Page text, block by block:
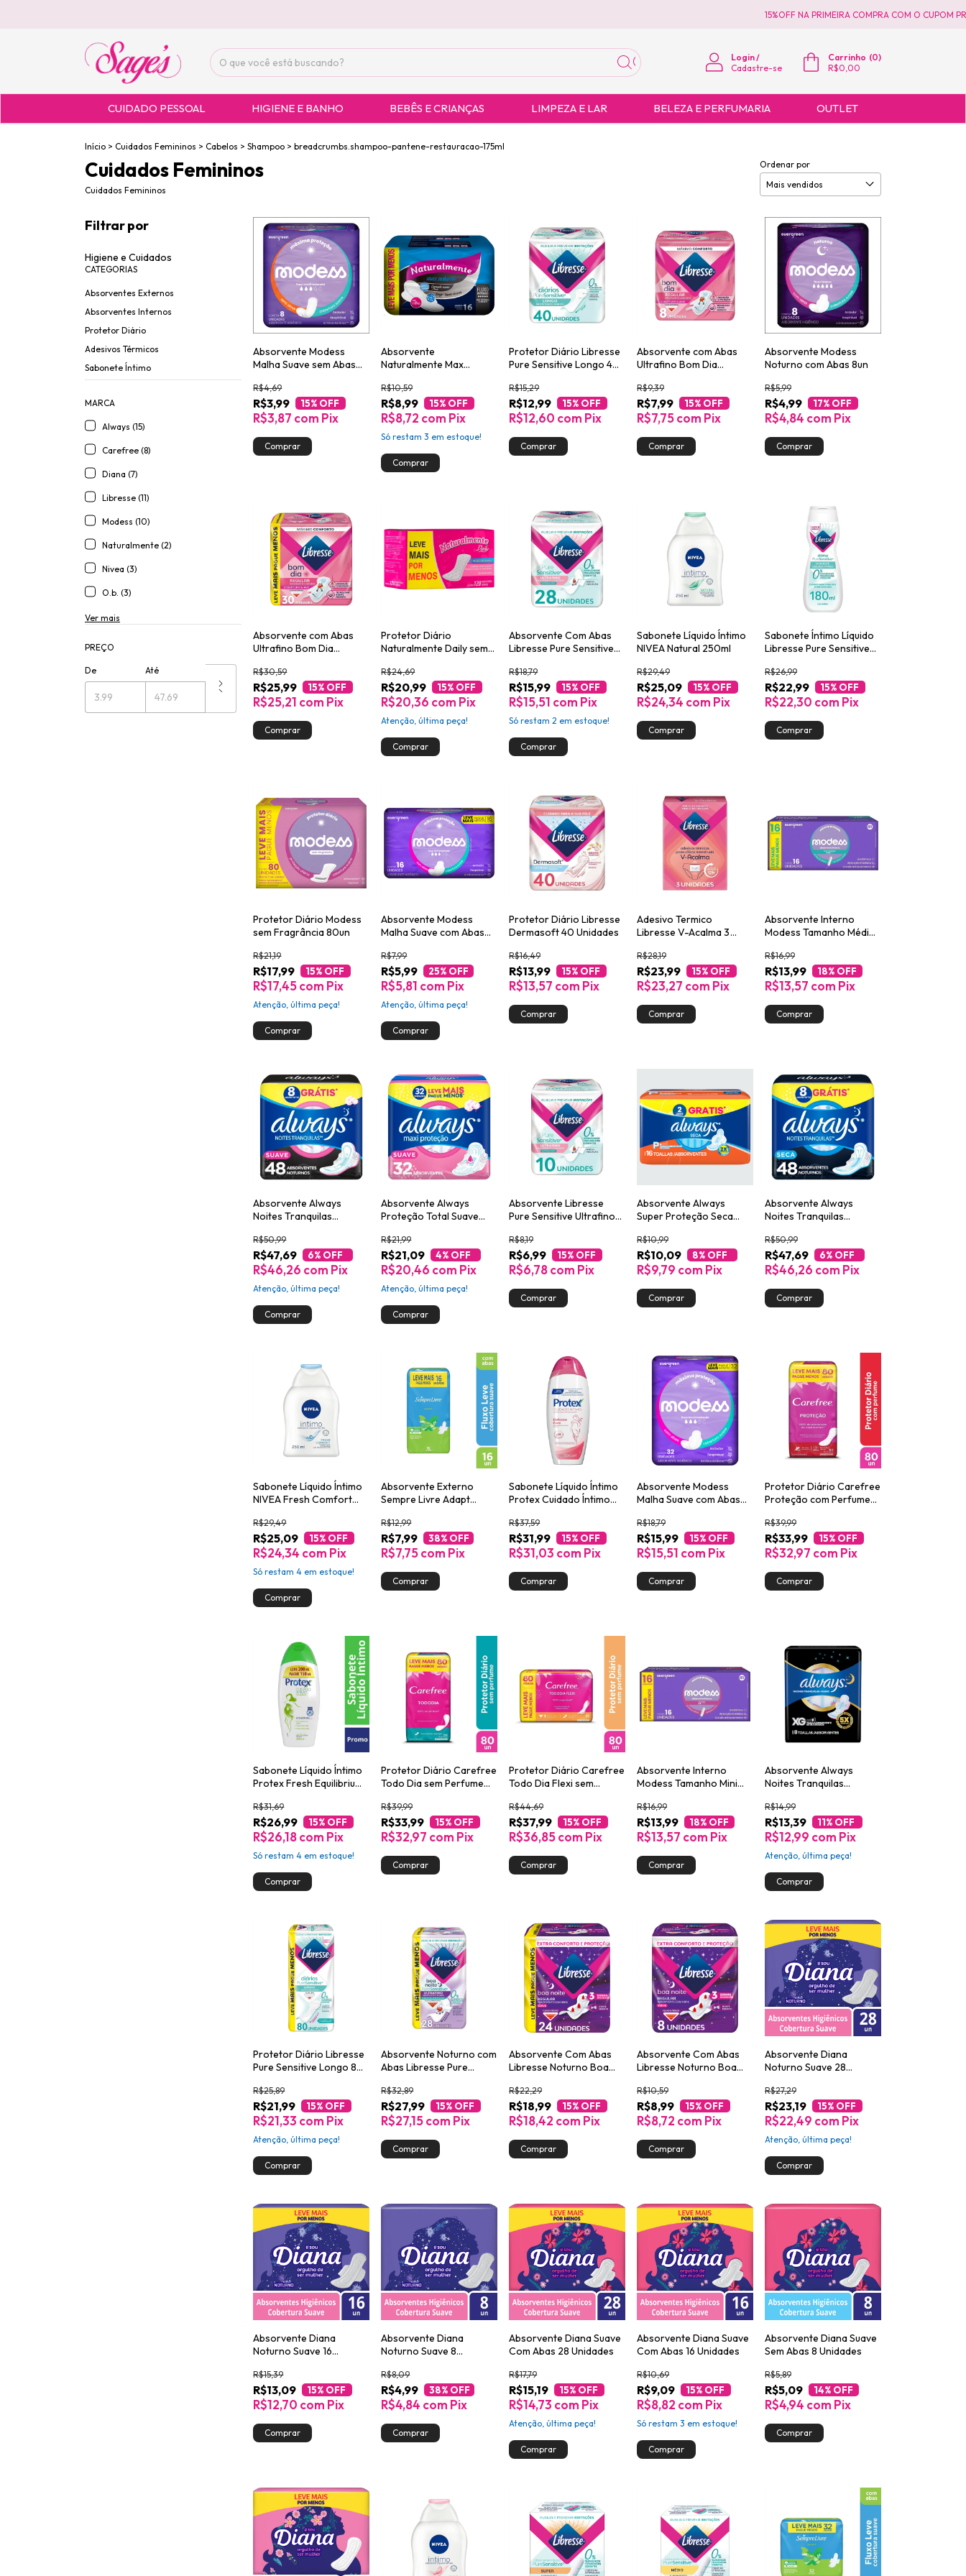
15%OFF NA PRIMEIRA COMPRA COM O CUPOM
Login /
Cadastre-se
Carrinho (0)
R$0,00
CUIDADO PESSOAL HIGIENE E BANHO BEBÊS E CRIANÇAS LIMPEZA E LAR BELEZA E PERFUMARIA OUTLET
Início > Cuidados Femininos > Cabelos > Shampoo > breadcrumbs.shampoo-pantene-restauracao-175ml
Cuidados Femininos
Cuidados Femininos
Ordenar por
Filtrar por
Higiene e Cuidados
CATEGORIAS
Absorventes Externos
Absorventes Internos
Protetor Diário
Adesivos Térmicos
Sabonete Íntimo
MARCA
Always (15)
Carefree (8)
Diana (7)
Libresse (11)
Modess (10)
Naturalmente (2)
Nivea (3)
O.b. (3)
Ver mais
PREÇO
De Até
Absorvente Modess
Malha Suave sem Abas
R$3,99
R$4,69
15% OFF
R$3,87 com Pix
Absorvente
Naturalmente Max
16 Pague 13
R$8,99
R$10,59
15% OFF
R$8,72 com Pix
Só restam3 em estoque!
Protetor Diário Libresse
Pure Sensitive Longo 40
R$12,99
R$15,29
15% OFF
R$12,60 com Pix
Absorvente com Abas
Ultrafino Bom Dia
R$7,99
R$9,39
15% OFF
R$7,75com Pix
Absorvente Modess
Noturno com Abas 8un
R$4,99
R$5,99
17% OFF
R$4,84 com Pix
Absorvente com Abas
Ultrafino Bom Dia
R$25,99
R$30,59
15% OFF
R$25,21 com Pix
Protetor Diário
Naturalmente Daily sem
R$20,99
R$24,69
15% OFF
R$20,36 com Pix
Atenção, última peça!
Absorvente Com Abas
Libresse Pure Sensitive
R$15,99
R$18,79
15% OFF
R$15,51 com Pix
Só restam2 em estoque!
Sabonete Líquido Íntimo
NIVEA Natural 250ml
R$25,09
R$29,49
15% OFF
R$24,34 com Pix
Sabonete Íntimo Líquido
Libresse Pure Sensitive
R$22,99
R$26,99
15% OFF
R$22,30 com Pix
Protetor Diário Modess
sem Fragrância 80un
R$17,99
R$21,19
15% OFF
R$17,45com Pix
Atenção, última peça!
Absorvente Modess
Malha Suave com Abas
R$5,99
R$7,99
25% OFF
R$5,81 com Pix
Atenção, última peça!
Protetor Diário Libresse
Dermasoft 40 Unidades
R$13,99
R$16,49
15% OFF
R$13,57 com Pix
Adesivo Termico
Libresse V-Acalma 3
R$23,99
R$28,19
15% OFF
R$23,27 com Pix
Absorvente Interno
Modess Tamanho Médio
R$13,99
R$16,99
18% OFF
R$13,57 com Pix
Absorvente Always
Noites Tranquilas
Abas Leve 48 Pague 40
R$47,69
R$50,99
6% OFF
R$46,26 com Pix
Atenção, última peça!
Absorvente Always
Proteção Total Suave
R$21,09
R$21,99
4% OFF
R$20,46 com Pix
Atenção, última peça!
Absorvente Libresse
Pure Sensitive Ultrafino
unidades
R$6,99
R$8,19
15% OFF
R$6,78com Pix
Absorvente Always
Super Proteção Seca
R$10,09
R$10,99
8% OFF
R$9,79 com Pix
Absorvente Always
Noites Tranquilas
Abas Leve 48 Pague 40
R$47,69
R$50,99
6% OFF
R$46,26 com Pix
Sabonete Líquido Íntimo
NIVEA Fresh Comfort
R$25,09
R$29,49
15% OFF
R$24,34 com Pix
Só restam4 em estoque!
Absorvente Externo
Sempre Livre Adapt
Abas 16un
R$7,99
R$12,99
38% OFF
R$7,75com Pix
Sabonete Líquido Íntimo
Protex Cuidado Íntimo
R$31,99
R$37,59
15% OFF
R$31,03 com Pix
Absorvente Modess
Malha Suave com Abas
R$15,99
R$18,79
15% OFF
R$15,51 com Pix
Protetor Diário Carefree
Proteção com Perfume
R$33,99
R$39,99
15% OFF
R$32,97 com Pix
Sabonete Líquido Íntimo
Protex Fresh Equilibrium
R$26,99
R$31,69
15% OFF
R$26,18com Pix
Só restam4 em estoque!
Protetor Diário Carefree
Todo Dia sem Perfume
R$33,99
R$39,99
15% OFF
R$32,97 com Pix
Protetor Diário Carefree
Todo Dia Flexi sem
60
R$37,99
R$44,69
15% OFF
R$36,85com Pix
Absorvente Interno
Modess Tamanho Mini
R$13,99
R$16,99
18% OFF
R$13,57 com Pix
Absorvente Always
Noites Tranquilas
Abas 8un
R$13,39
R$14,99
11% OFF
R$12,99 com Pix
Atenção, última peça!
Protetor Diário Libresse
Pure Sensitive Longo 80
R$21,99
R$25,89
15% OFF
R$21,33 com Pix
Atenção, última peça!
Absorvente Noturno com
Abas Libresse Pure
unidades
R$27,99
R$32,89
15% OFF
R$27,15com Pix
Absorvente Com Abas
Libresse Noturno Boa
R$18,99
R$22,29
15% OFF
R$18,42 com Pix
Absorvente Com Abas
Libresse Noturno Boa
R$8,99
R$10,59
15% OFF
R$8,72 com Pix
Absorvente Diana
Noturno Suave 28
R$23,19
R$27,29
15% OFF
R$22,49 com Pix
Atenção, última peça!
Absorvente Diana
Noturno Suave 16
R$13,09
R$15,39
15% OFF
R$12,70 com Pix
Absorvente Diana
Noturno Suave 8
R$4,99
R$8,09
38% OFF
R$4,84 com Pix
Absorvente Diana Suave
Com Abas 28 Unidades
R$15,19
R$17,79
15% OFF
R$14,73 com Pix
Atenção, última peça!
Absorvente Diana Suave
Com Abas 16 Unidades
R$9,09
R$10,69
15% OFF
R$8,82 com Pix
Só restam3 em estoque!
Absorvente Diana Suave
Sem Abas 8 Unidades
R$5,09
R$5,89
14% OFF
R$4,94 com Pix